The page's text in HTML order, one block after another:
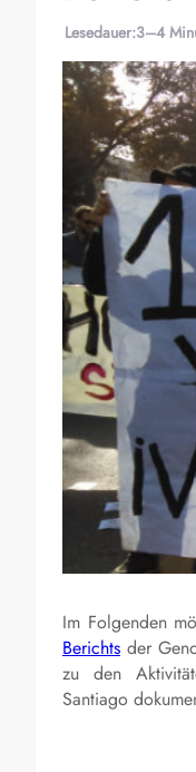
Lesedauer:3–4
Im Folgenden
Berichts der
zu den
Santiago